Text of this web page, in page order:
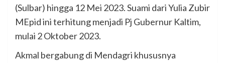
(Sulbar) hingga 12 Mei 2023. Suami dari Yulia Zubir
MEpid ini terhitung menjadi Pj Gubernur Kaltim,
mulai 2 Oktober 2023.
Akmal bergabung di Mendagri khususnya